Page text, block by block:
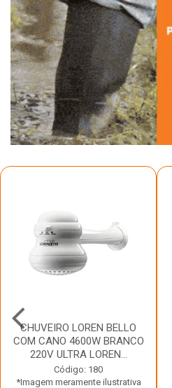
CHUVEIRO LOREN BELLO
COM CANO 4600W BRANCO
220V ULTRA LOREN...
Código: 180
*Imagem meramente ilustrativa